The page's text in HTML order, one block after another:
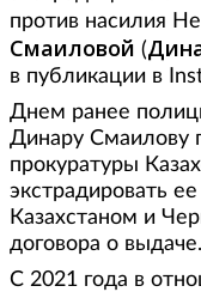
против насилия
Смаиловой (
в публикации в
Днем ранее
Динару Смаилову
прокуратуры
экстрадировать
Казахстаном и
договора о выдаче.
С 2021 года в